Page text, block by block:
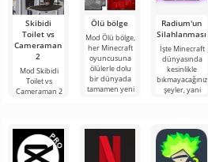
Skibidi
Toilet vs
Cameraman
2
Mod Skibidi
Toilet vs
Cameraman 2
karakterlerinin
Ölü bölge
Mod Ölü bölge,
her Minecraft
oyuncusuna
ölülerle dolu
bir dünyada
tamamen yeni
Radium'un
Silahlanması
İşte Minecraft
dünyasında
kesinlikle
bıkmayacağınız
şeyler, yani